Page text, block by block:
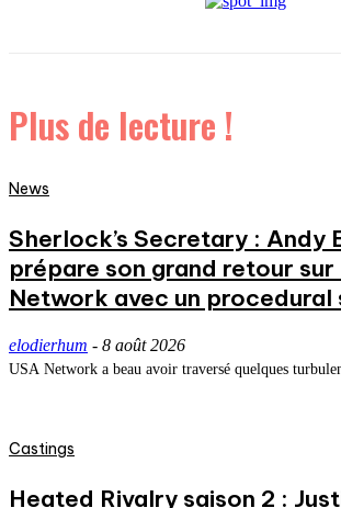
Plus de lecture !
News
Sherlock’s Secretary : Andy
prépare son grand retour sur
Network avec un procedural
elodierhum - 8 août 2026
USA Network a beau avoir traversé quelques
Castings
Heated Rivalry saison 2 :